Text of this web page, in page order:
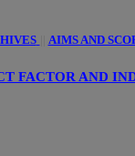
AIMS AND
FACTOR AND